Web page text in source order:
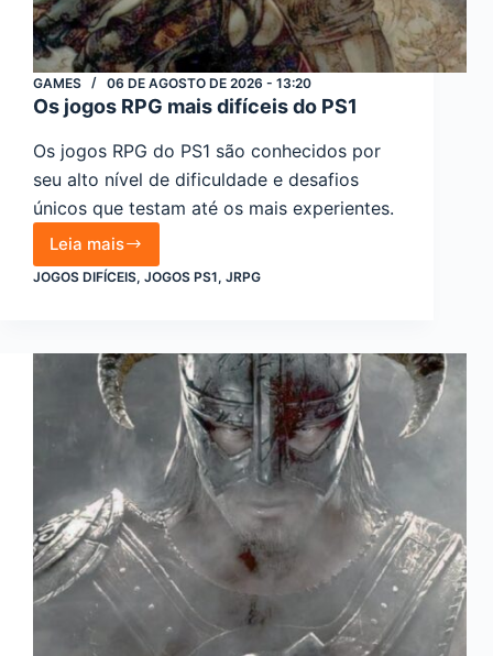
GAMES 06 DE AGOSTO DE 2026 - 13:20
Os jogos RPG mais difíceis do PS1
Os jogos RPG do PS1 são conhecidos por
seu alto nível de dificuldade e desafios
únicos que testam até os mais experientes.
Leia mais
Os
jogos
difíceis
do
PS1
JOGOS DIFÍCEIS, JOGOS PS1, JRPG